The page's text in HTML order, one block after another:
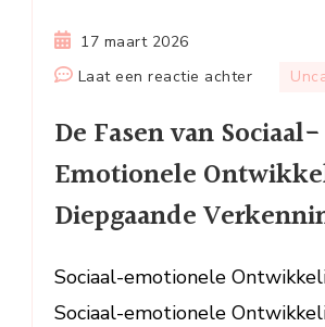
17 maart 2026
Laat een reactie achterop
Fasen
van
Sociaal-
Een
De Fasen van Sociaal-
Emotionele
Diepgaande
Sociaal-emotionele
Sociaal-emotionele